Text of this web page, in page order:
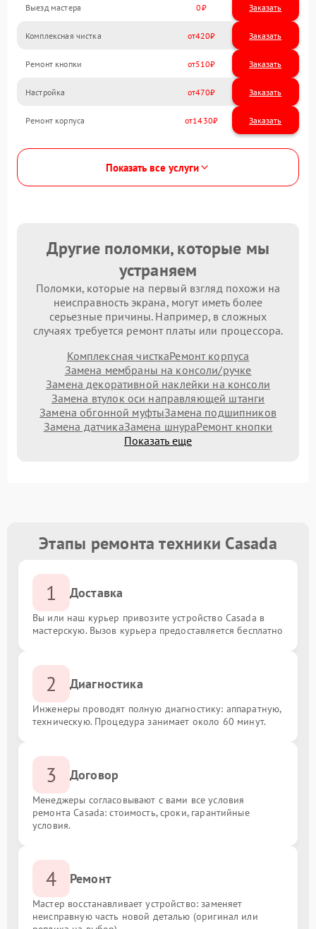
Выезд мастера 0 Заказать
Комплексная чистка 420
Ремонт кнопки 510
Настройка 470
Ремонт корпуса 1430
Показать все услуги
Другие поломки, которые мы
устраняем
Поломки, которые на первый взгляд похожи на
неисправность экрана, могут иметь более
серьезные причины. Например, в сложных
случаях требуется ремонт платы или процессора.
Комплексная чисткаРемонт корпуса
Замена мембраны на консоли/ручке
Замена декоративной наклейки на консоли
Замена втулок оси направляющей штанги
Замена обгонной муфтыЗамена подшипников
Замена датчикаЗамена шнураРемонт кнопки
Показать еще
Этапы ремонта техники Casada
1 Доставка
Вы или наш курьер привозите устройство Casada в
мастерскую. Вызов курьера предоставляется бесплатно
2 Диагностика
Инженеры проводят полную диагностику: аппаратную,
техническую. Процедура занимает около 60 минут.
3 Договор
Менеджеры согласовывают с вами все условия
ремонта Casada: стоимость, сроки, гарантийные
условия.
4 Ремонт
Мастер восстанавливает устройство: заменяет
неисправную часть новой деталью (оригинал или